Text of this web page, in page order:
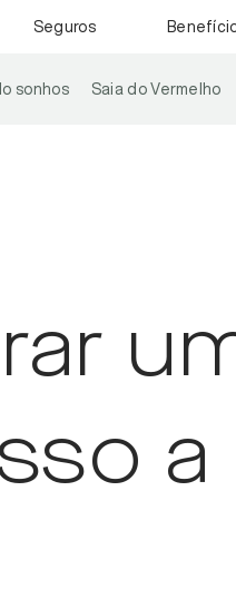
Seguros
sonhos Saia do Vermelho